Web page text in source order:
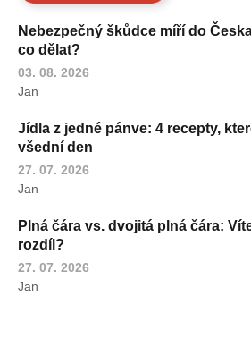
Nebezpečný škůdce míří do
co dělat?
03. 08. 2026
Jan
Jídla z jedné pánve: 4 recepty,
všední den
27. 07. 2026
Jan
Plná čára vs. dvojitá plná čára:
rozdíl?
27. 07. 2026
Jan